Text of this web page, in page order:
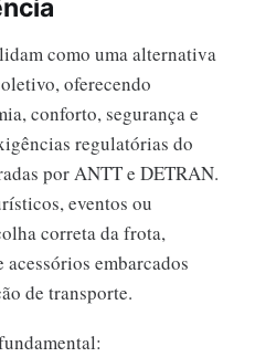
como uma alternativa
oferecendo
conforto, segurança e
regulatórias do
por ANTT e DETRAN.
eventos ou
correta da frota,
embarcados
de transporte.